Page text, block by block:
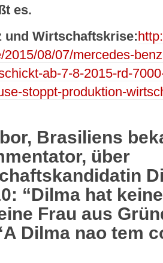
es.
und Wirtschaftskrise:
2015/08/07/mercedes-
ab-7-8-2015-rd-
stoppt-produktion-
Brasiliens
über
“Dilma hat
Frau aus
Dilma nao tem